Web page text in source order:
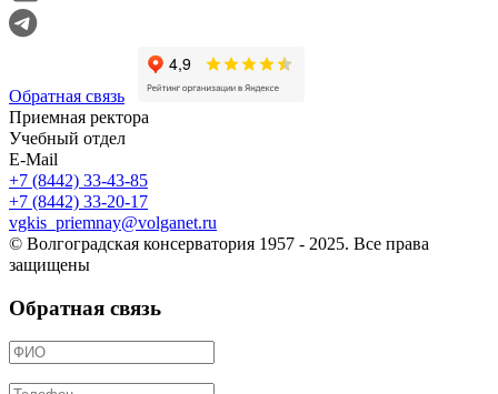
Обратная связь
Приемная ректора
Учебный отдел
E-Mail
+7 (8442) 33-43-85
+7 (8442) 33-20-17
vgkis_priemnay@volganet.ru
© Волгоградская консерватория 1957 - 2025. Все права
защищены
Обратная связь